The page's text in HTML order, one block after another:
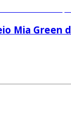
Mia Green